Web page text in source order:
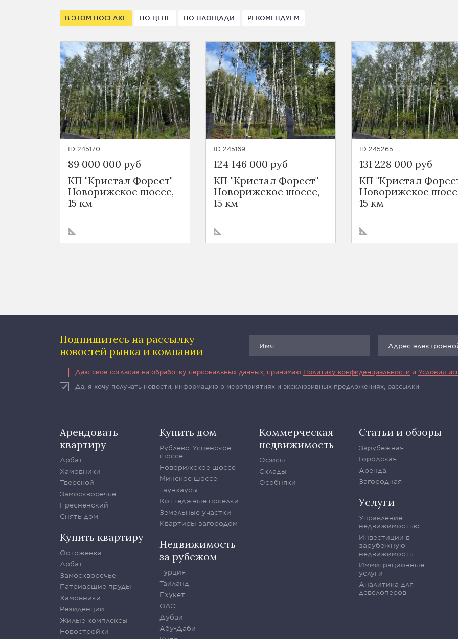
В ЭТОМ ПОСЁЛКЕ ПО ЦЕНЕ ПО ПЛОЩАДИ РЕКОМЕНДУЕМ
ID 245170
89 000 000 руб
КП "Кристал Форест"
Новорижское шоссе,
15 км
ID 245169
124 146 000 руб
КП "Кристал Форест"
Новорижское шоссе,
15 км
ID 245265
131 228 000 руб
КП "Кристал
Новорижское
15 км
Подпишитесь на рассылку
новостей рынка и компании
Даю свое согласие на обработку персональных данных, принимаю Политику конфиденциальности и Условия
Да, я хочу получать новости, информацию о мероприятиях и эксклюзивных предложениях, рассылки
Арендовать
квартиру
Арбат
Хамовники
Тверской
Замоскворечье
Пресненский
Снять дом
Купить квартиру
Остоженка
Арбат
Замоскворечье
Патриаршие пруды
Хамовники
Резиденции
Жилые комплексы
Новостройки
Купить дом
Рублево-Успенское
шоссе
Новорижское шоссе
Минское шоссе
Таунхаусы
Коттеджные поселки
Земельные участки
Квартиры загородом
Недвижимость
за рубежом
Турция
Таиланд
Пхукет
ОАЭ
Дубаи
Абу-Даби
Коммерческая
недвижимость
Офисы
Склады
Особняки
Статьи и обзоры
Зарубежная
Городская
Аренда
Загородная
Услуги
Управление
недвижимостью
Инвестиции в
зарубежную
недвижимость
Иммиграционные
услуги
Аналитика для
девелоперов